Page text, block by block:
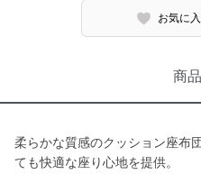
お気に
商
柔らかな質感のクッション座布
ても快適な座り心地を提供。